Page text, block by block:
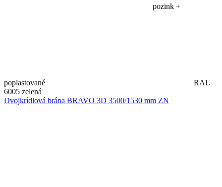
pozink +
poplastované
RAL
6005 zelená
Dvojkrídlová brána BRAVO 3D 3500/1530 mm ZN